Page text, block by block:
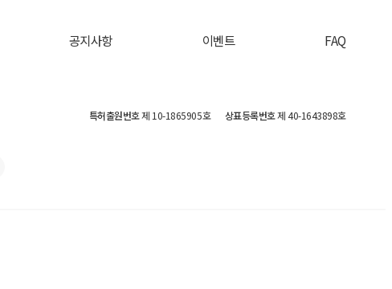
공지사항 이벤트 FAQ
특허출원번호제 10-1865905호 상표등록번호제 40-1643898호